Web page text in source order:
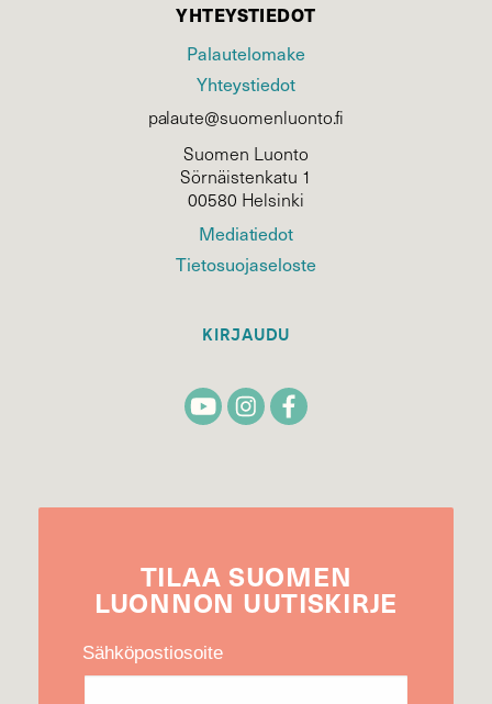
YHTEYSTIEDOT
Palautelomake
Yhteystiedot
palaute@suomenluonto.fi
Suomen Luonto
Sörnäistenkatu 1
00580 Helsinki
Mediatiedot
Tietosuojaseloste
KIRJAUDU
TILAA SUOMEN
LUONNON UUTIS­KIRJE
Sähköpostiosoite